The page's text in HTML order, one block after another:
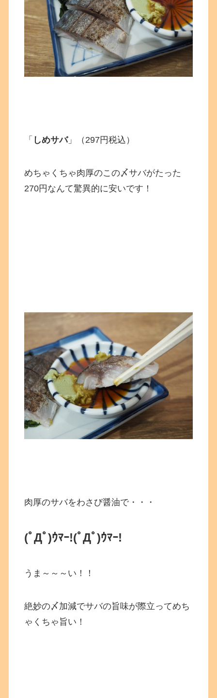
「 しめサバ」（297円税込）
めちゃくちゃ肉厚のこの〆サバがたった
270円なんて驚異的に安いです！
肉厚のサバをわさび醤油で・・・
(ﾟДﾟ)ｳﾏｰ!(ﾟДﾟ)ｳﾏｰ!
うま～～～い！！
絶妙の〆加減でサバの旨味が際立ってめち
ゃくちゃ旨い！